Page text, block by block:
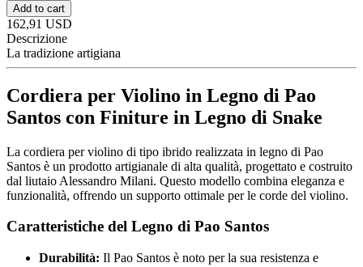
Add to cart
162,91 USD
Descrizione
La tradizione artigiana
Cordiera per Violino in Legno di Pao
Santos con Finiture in Legno di Snake
La cordiera per violino di tipo ibrido realizzata in legno di Pao
Santos è un prodotto artigianale di alta qualità, progettato e costruito
dal liutaio Alessandro Milani. Questo modello combina eleganza e
funzionalità, offrendo un supporto ottimale per le corde del violino.
Caratteristiche del Legno di Pao Santos
Durabilità: Il Pao Santos è noto per la sua resistenza e